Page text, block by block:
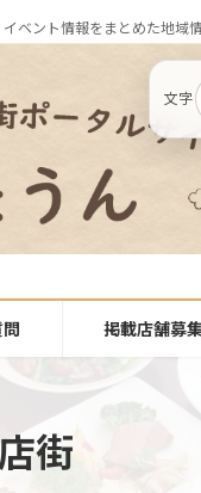
ベント情報をまとめた地域
掲載店舗募
文字
街